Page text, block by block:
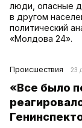
люди, опасные
в другом
политический
«Молдова 24».
Происшествия 23
«Все было